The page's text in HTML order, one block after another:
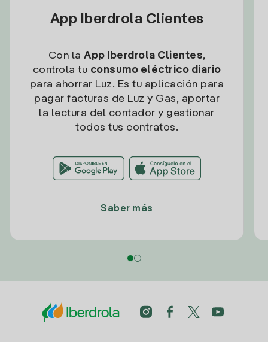
App Iberdrola Clientes
Con la App Iberdrola Clientes,
controla tu consumo eléctrico diario
para ahorrar Luz. Es tu aplicación para
pagar facturas de Luz y Gas, aportar
la lectura del contador y gestionar
todos tus contratos.
Saber más